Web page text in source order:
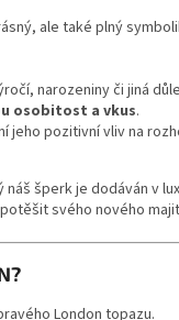
ale také plný
narozeniny či jiná
osobitost a vkus.
jeho pozitivní vliv na
šperk je dodáván v
svého nového
London topazu.